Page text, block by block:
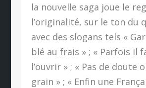
la nouvelle saga joue le
l’originalité, sur le ton du
avec des slogans tels «
blé au frais » ; « Parfois il
l’ouvrir » ; « Pas de doute
grain » ; « Enfin une